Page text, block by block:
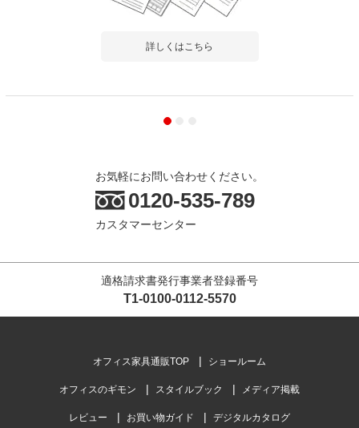
詳しくはこちら
お気軽にお問い合わせください。
0120-535-789
カスタマーセンター
適格請求書発行事業者登録番号
T1-0100-0112-5570
オフィス家具通販TOP ショールーム
オフィスのギモン スタイルブック メディア掲載
レビュー お買い物ガイド デジタルカタログ